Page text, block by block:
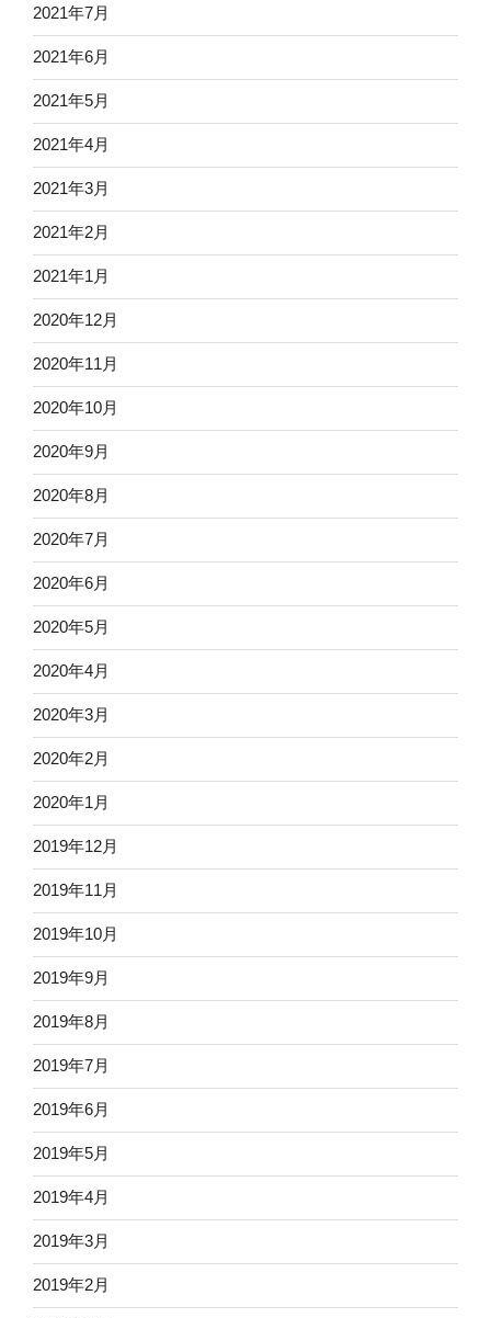
2021年7月
2021年6月
2021年5月
2021年4月
2021年3月
2021年2月
2021年1月
2020年12月
2020年11月
2020年10月
2020年9月
2020年8月
2020年7月
2020年6月
2020年5月
2020年4月
2020年3月
2020年2月
2020年1月
2019年12月
2019年11月
2019年10月
2019年9月
2019年8月
2019年7月
2019年6月
2019年5月
2019年4月
2019年3月
2019年2月